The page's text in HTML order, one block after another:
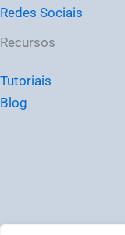
Redes Sociais
Recursos
Tutoriais
Blog